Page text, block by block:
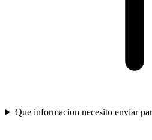
Que informacion necesito enviar